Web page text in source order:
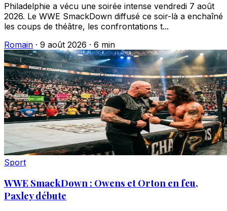
Philadelphie a vécu une soirée intense vendredi 7 août
2026. Le WWE SmackDown diffusé ce soir-là a enchaîné
les coups de théâtre, les confrontations t...
Romain · 9 août 2026 · 6 min
Sport
WWE SmackDown : Owens et Orton en feu,
Paxley débute